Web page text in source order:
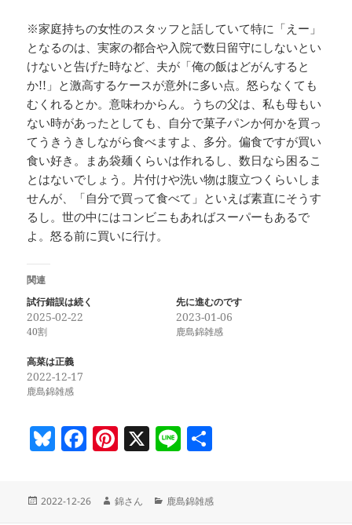
※家庭持ちの女性のスタッフと話していて特に「えー」
となるのは、実家の都合や入院で数日留守にしないとい
けないと告げた時など、夫が「俺の飯はどがんすると
か!!」と激高するケースが意外に多い点。怒らなくても
むくれるとか。意味わからん。うちの父は、私も母もい
ない時があったとしても、自分で菓子パンか何かを買っ
てうきうきしながら食べますよ、多分。偏食ですが買い
食い好き。まあ袋麺くらいは作れるし、数日なら困るこ
とはないでしょう。片付けや洗い物は腹立つくらいしま
せんが、「自分で買って食べて」といえば素直にそうす
るし。世の中にはコンビニもあればスーパーもあるで
よ。怒る前に買いに行け。
関連
試行錯誤は続く
2025-02-22
40割
先に進むのです
2023-01-06
鹿島錦雑感
高菜は正義
2022-12-17
鹿島錦雑感
Bl
es
k
F
c
e
Pi
er
es
X Li
e
投
2022-12-26
作
錦さん
カ
鹿島錦雑感